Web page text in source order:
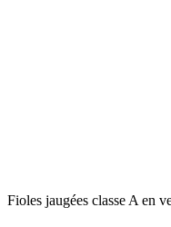
Fioles jaugées classe A en